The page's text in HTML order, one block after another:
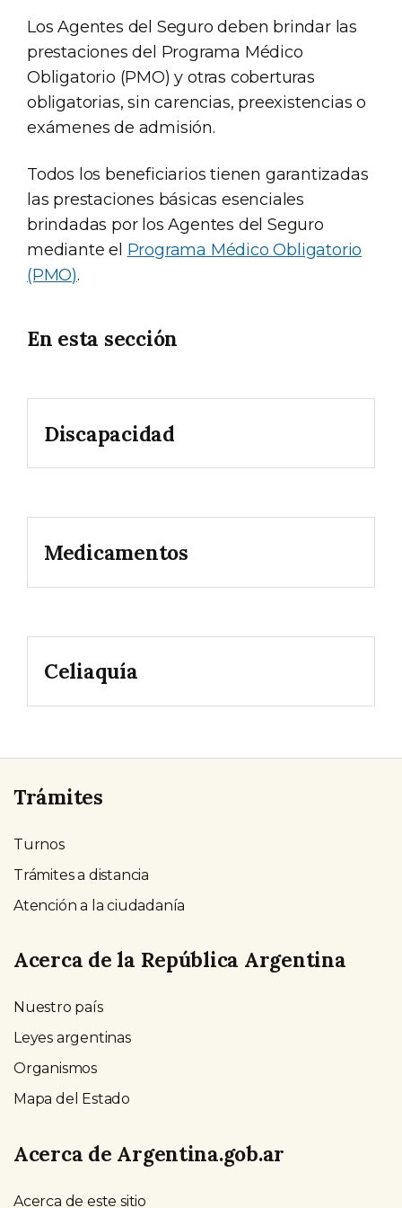
Los Agentes del Seguro deben brindar las
prestaciones del Programa Médico
Obligatorio (PMO) y otras coberturas
obligatorias, sin carencias, preexistencias o
exámenes de admisión.
Todos los beneficiarios tienen garantizadas
las prestaciones básicas esenciales
brindadas por los Agentes del Seguro
mediante el Programa Médico Obligatorio
(PMO).
En esta sección
Discapacidad
Medicamentos
Celiaquía
Trámites
Turnos
Trámites a distancia
Atención a la ciudadanía
Acerca de la República Argentina
Nuestro país
Leyes argentinas
Organismos
Mapa del Estado
Acerca de Argentina.gob.ar
Acerca de este sitio